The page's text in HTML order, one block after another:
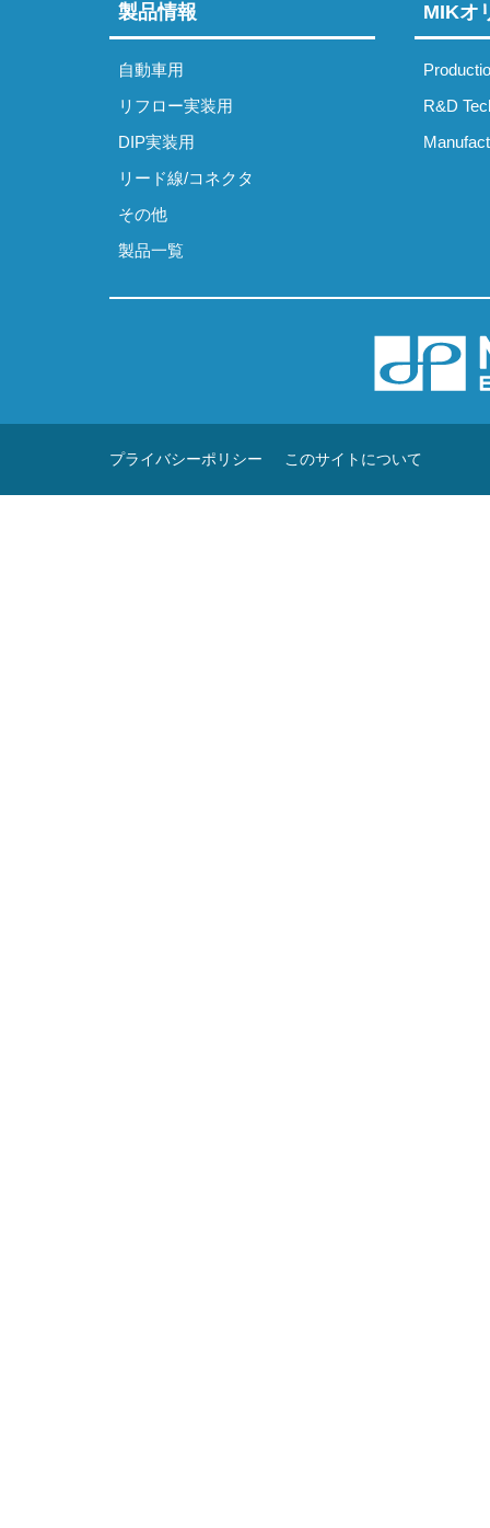
製品情報
自動車用
リフロー実装用
DIP実装用
リード線/コネクタ
その他
製品一覧
MIKオ
R&D
プライバシーポリシー このサイトについて